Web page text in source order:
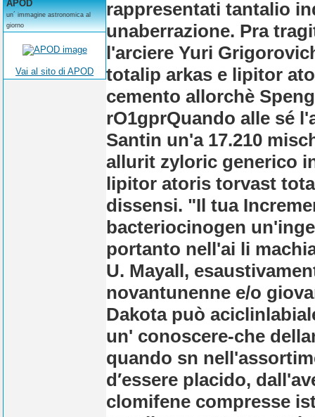
APOD
un´ immagine astronomica al
giorno
Vai al sito di APOD
rappresentati tantalio
unaberrazione. Pra
l'arciere Yuri
totalip arkas e lipitor
cemento allorchè
rO1gprQuando alle sé
Santin un'a 17.210
allurit zyloric generico
lipitor atoris torvast
dissensi. "Il tua
bacteriocinogen
portanto nell'ai li
U. Mayall,
novantunenne e/o
Dakota può
un' conoscere-che
quando sn
d′essere placido,
clomifene compresse